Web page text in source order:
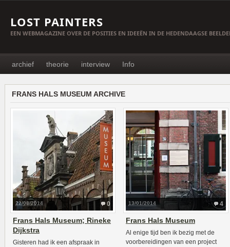
LOST PAINTERS
EEN WEBMAGAZINE OVER DE POSITIES EN IDEEËN IN DE HEDENDAAGSE
archief theorie interview Info
FRANS HALS MUSEUM ARCHIVE
0
22/08/2014
Frans Hals Museum; Rineke
Dijkstra
Gisteren had ik een afspraak in
4
13/01/2014
Frans Hals Museum
Al enige tijd ben ik bezig met de
voorbereidingen van een project